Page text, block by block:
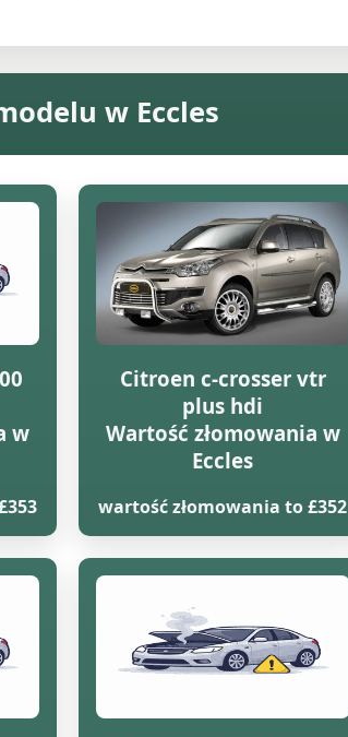
w Eccles
w
Citroen c-crosser vtr
plus hdi
Wartość złomowania w
Eccles
wartość złomowania to £352